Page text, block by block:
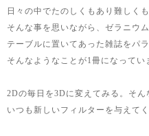
日々の中でたのしくもあり難しくも
そんな事を思いながら、ゼラニウ
テーブルに置いてあった雑誌をパ
そんなようなことが1冊になってい
2Dの毎日を3Dに変えてみる。そん
いつも新しいフィルターを与えてく